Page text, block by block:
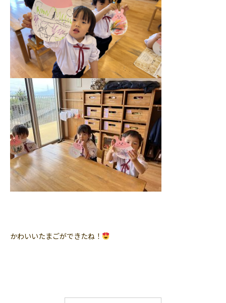
かわいいたまごができたね！